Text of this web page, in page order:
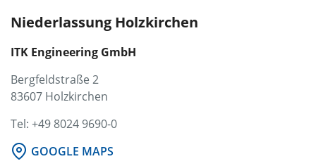
Niederlassung Holzkirchen
ITK Engineering GmbH
Bergfeldstraße 2
83607 Holzkirchen
Tel: +49 8024 9690-0
GOOGLE MAPS